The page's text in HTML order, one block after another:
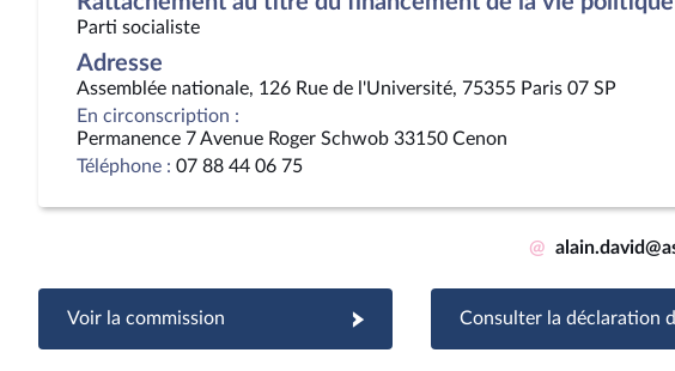
Parti socialiste
Adresse
Assemblée nationale, 126 Rue de l'Université, 75355 Paris 07 SP
En circonscription :
Permanence 7 Avenue Roger Schwob 33150 Cenon
Téléphone : 07 88 44 06 75
@
Voir la commission Consulter la déclaration